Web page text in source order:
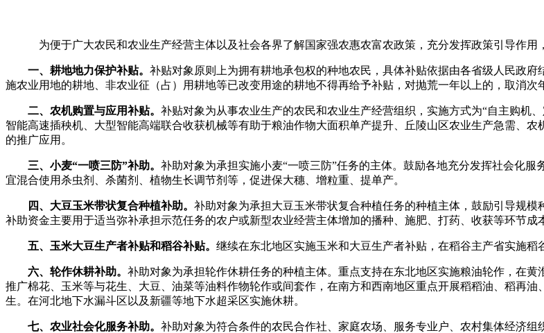
为便于广大农民和农业生产经营主体以及社会各界了解国家强农惠农富农政策，充分发挥政策引导作用
一、耕地地力保护补贴。 补贴对象原则上为拥有耕地承包权的种地农民，具体补贴依据由各省级人民政
施农业用地的耕地、非农业征（占）用耕地等已改变用途的耕地不得再给予补贴，对抛荒一年以上的，取消次
二、农机购置与应用补贴。 补贴对象为从事农业生产的农民和农业生产经营组织，实施方式为“自主购机
智能高速插秧机、大型智能高端联合收获机械等有助于粮油作物大面积单产提升、丘陵山区农业生产急需、
的推广应用。
三、小麦“一喷三防”补助。 补助对象为承担实施小麦“一喷三防”任务的主体。鼓励各地充分发挥社会化
宜混合使用杀虫剂、杀菌剂、植物生长调节剂等，促进保大穗、增粒重、提单产。
四、大豆玉米带状复合种植补助。 补助对象为承担大豆玉米带状复合种植任务的种植主体，鼓励引导规
补助资金主要用于适当弥补承担示范任务的农户或新型农业经营主体增加的播种、施肥、打药、收获等环节成
五、玉米大豆生产者补贴和稻谷补贴。 继续在东北地区实施玉米和大豆生产者补贴，在稻谷主产省实施稻
六、轮作休耕补助。 补助对象为承担轮作休耕任务的种植主体。重点支持在东北地区实施粮油轮作，在
推广棉花、玉米等与花生、大豆、油菜等油料作物轮作或间套作，在南方和西南地区重点开展稻稻油、稻再
生。在河北地下水漏斗区以及新疆等地下水超采区实施休耕。
七、农业社会化服务补助。 补助对象为符合条件的农民合作社、家庭农场、服务专业户、农村集体经济